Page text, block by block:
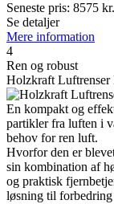
Seneste pris: 8575 kr.
Se detaljer
Mere information
4
Ren og robust
Holzkraft Luftrenser
En kompakt og
partikler fra luften i
behov for ren luft.
Hvorfor den er
sin kombination af
og praktisk
løsning til